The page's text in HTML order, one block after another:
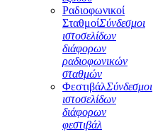
Ραδιοφωνικοί
ΣταθμοίΣύνδεσμοι
ιστοσελίδων
διάφορων
ραδιοφωνικών
σταθμών
ΦεστιβάλΣύνδεσμοι
ιστοσελίδων
διάφορων
φεστιβάλ